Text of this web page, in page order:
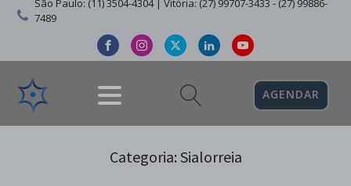
São Paulo: (11) 3504-4304 | Vitória: (27) 99707-3433 - (27) 99886-
7489
AGENDAR
Categoria: Sialorreia